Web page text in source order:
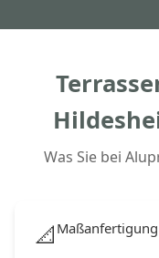
Was Sie bei
📐